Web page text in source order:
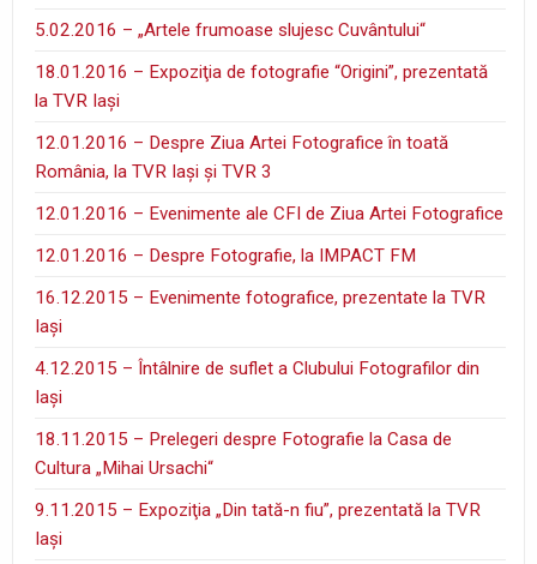
5.02.2016 – „Artele frumoase slujesc Cuvântului“
18.01.2016 – Expoziţia de fotografie “Origini”, prezentată
la TVR Iaşi
12.01.2016 – Despre Ziua Artei Fotografice în toată
România, la TVR Iaşi şi TVR 3
12.01.2016 – Evenimente ale CFI de Ziua Artei Fotografice
12.01.2016 – Despre Fotografie, la IMPACT FM
16.12.2015 – Evenimente fotografice, prezentate la TVR
Iaşi
4.12.2015 – Întâlnire de suflet a Clubului Fotografilor din
Iaşi
18.11.2015 – Prelegeri despre Fotografie la Casa de
Cultura „Mihai Ursachi“
9.11.2015 – Expoziţia „Din tată-n fiu”, prezentată la TVR
Iaşi